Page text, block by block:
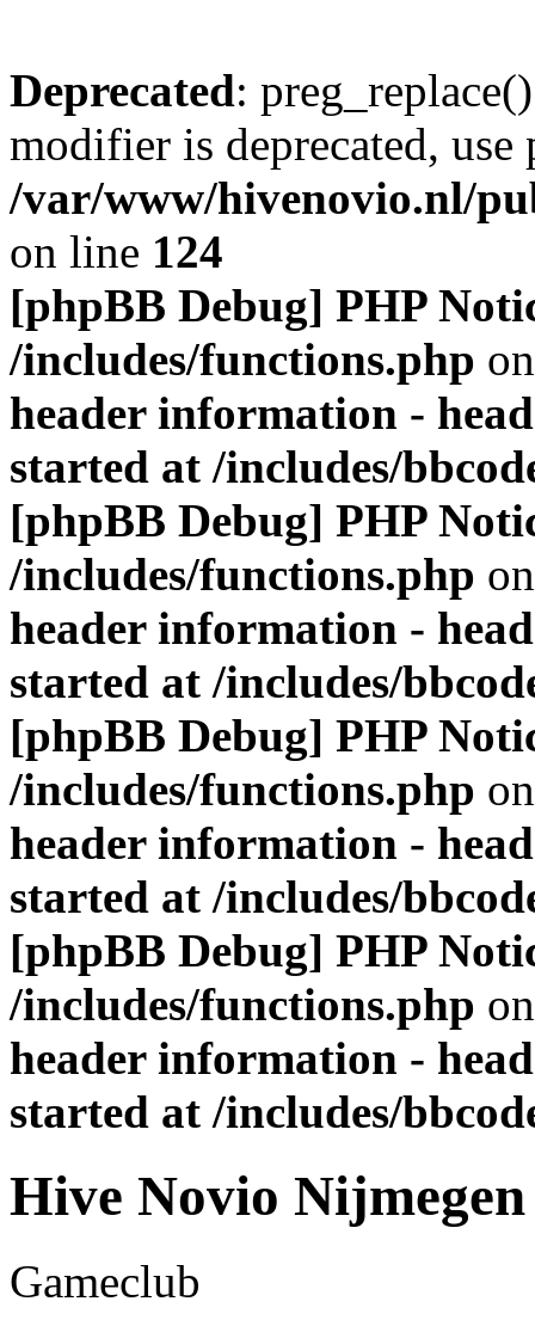
Deprecated:
modifier is deprecated,
/var/www/hivenovio.nl/
on line 124
[phpBB Debug] PHP
/includes/functions.php
header information -
started at /includes/
[phpBB Debug] PHP
/includes/functions.php
header information -
started at /includes/
[phpBB Debug] PHP
/includes/functions.php
header information -
started at /includes/
[phpBB Debug] PHP
/includes/functions.php
header information -
started at /includes/
Hive Novio Nijmegen
Gameclub